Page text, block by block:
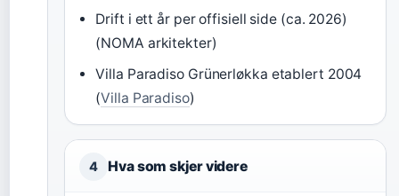
Drift i ett år per offisiell side (ca. 2026)
(NOMA arkitekter)
Villa Paradiso Grünerløkka etablert 2004
(Villa Paradiso)
4 Hva som skjer videre